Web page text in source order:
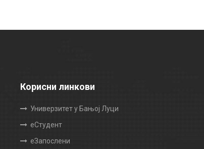
Корисни линкови
Универзитет у Бањој Луци
еСтудент
еЗапослени